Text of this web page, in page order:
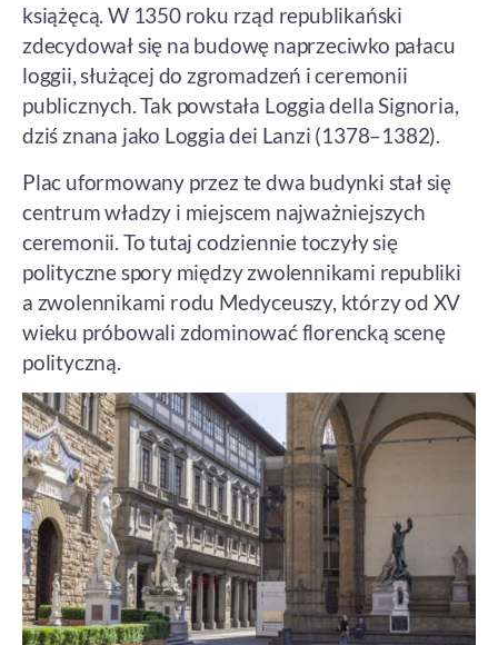
książęcą. W 1350 roku rząd republikański
zdecydował się na budowę naprzeciwko pałacu
loggii, służącej do zgromadzeń i ceremonii
publicznych. Tak powstała Loggia della Signoria,
dziś znana jako Loggia dei Lanzi (1378–1382).
Plac uformowany przez te dwa budynki stał się
centrum władzy i miejscem najważniejszych
ceremonii. To tutaj codziennie toczyły się
polityczne spory między zwolennikami republiki
a zwolennikami rodu Medyceuszy, którzy od XV
wieku próbowali zdominować florencką scenę
polityczną.